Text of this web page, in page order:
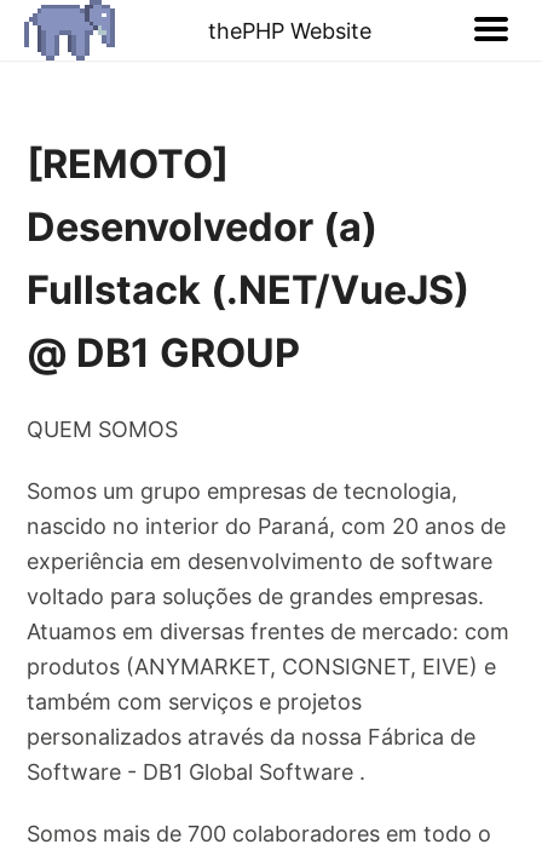
thePHP Website
[REMOTO]
Desenvolvedor (a)
Fullstack (.NET/VueJS)
@ DB1 GROUP
QUEM SOMOS
Somos um grupo empresas de tecnologia,
nascido no interior do Paraná, com 20 anos de
experiência em desenvolvimento de software
voltado para soluções de grandes empresas.
Atuamos em diversas frentes de mercado: com
produtos (ANYMARKET, CONSIGNET, EIVE) e
também com serviços e projetos
personalizados através da nossa Fábrica de
Software - DB1 Global Software .
Somos mais de 700 colaboradores em todo o